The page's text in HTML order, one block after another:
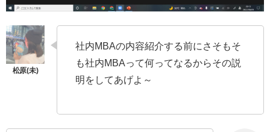
社内MBAの内容紹介する前にさそもそ
も社内MBAって何ってなるからその説
明をしてあげよ～